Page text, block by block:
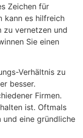
Zeichen für
kann es hilfreich
zu vernetzen und
Sie einen
Verhältnis zu
besser.
Firmen.
ist. Oftmals
und eine gründliche